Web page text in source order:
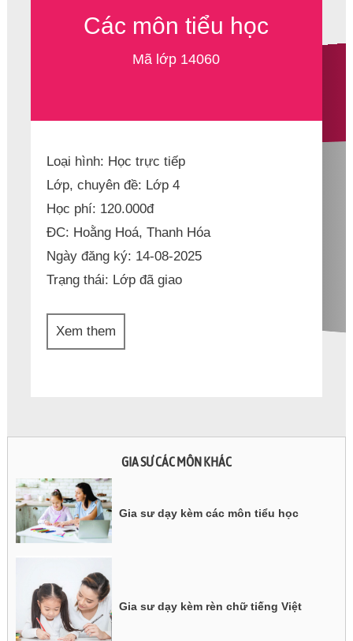
Các môn tiểu học
Mã lớp 14060
Loại hình: Học trực tiếp
Lớp, chuyên đề: Lớp 4
Học phí: 120.000đ
ĐC: Hoằng Hoá, Thanh Hóa
Ngày đăng ký: 14-08-2025
Trạng thái: Lớp đã giao
Xem them
GIA SƯ CÁC MÔN KHÁC
Gia sư dạy kèm các môn tiểu học
Gia sư dạy kèm rèn chữ tiếng Việt